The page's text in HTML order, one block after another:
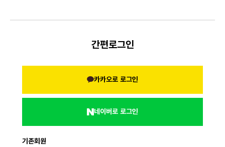
간편로그인
카카오로 로그인
네이버로 로그인
기존회원